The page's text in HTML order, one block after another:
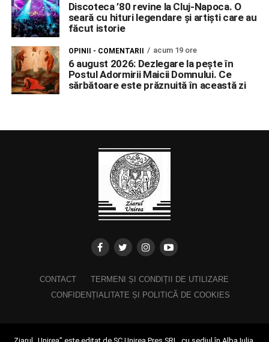
Discoteca ’80 revine la Cluj-Napoca. O
seară cu hituri legendare și artiști care au
făcut istorie
OPINII - COMENTARII acum 19 ore
6 august 2026: Dezlegare la pește în
Postul Adormirii Maicii Domnului. Ce
sărbătoare este prăznuită în această zi
CONTACT
TERMENI ȘI CONDIȚII DE UTILIZARE
CONFIDENȚIALITATE ȘI POLITICĂ DE COOKIES